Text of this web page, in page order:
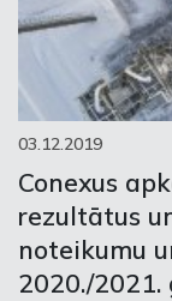
03.12.2019
Conexus
rezultātus
noteikumu
2020./